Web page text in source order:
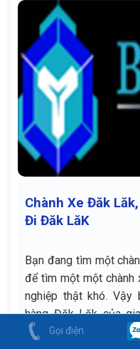
Gọi điện
Chành Xe Đăk
Đi Đăk LăK
Bạn đang tìm một
để tìm một một chành
nghiệp thật khó. Vậy
hàng Đăk Lăk của
Nam